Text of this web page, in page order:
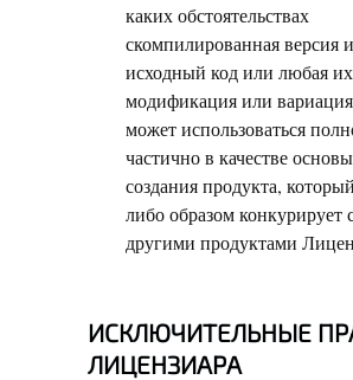
каких обстоятельствах
скомпилированная версия
исходный код или любая их
модификация или
может использоваться
частично в качестве
создания продукта,
либо образом
другими продуктами
ИСКЛЮЧИТЕЛЬНЫЕ
ЛИЦЕНЗИАРА